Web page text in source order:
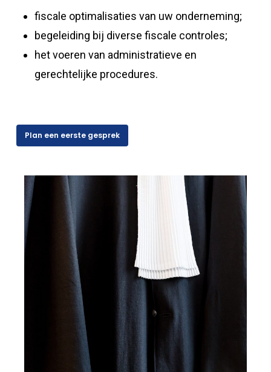
fiscale optimalisaties van uw onderneming;
begeleiding bij diverse fiscale controles;
het voeren van administratieve en
gerechtelijke procedures.
Plan een eerste gesprek